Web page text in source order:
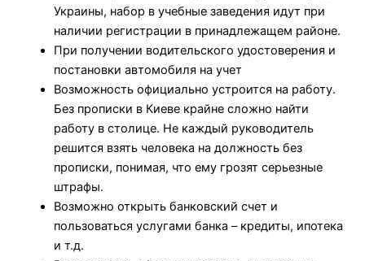
Украины, набор в учебные заведения идут при
наличии регистрации в принадлежащем районе.
При получении водительского удостоверения и
постановки автомобиля на учет
Возможность официально устроится на работу.
Без прописки в Киеве крайне сложно найти
работу в столице. Не каждый руководитель
решится взять человека на должность без
прописки, понимая, что ему грозят серьезные
штрафы.
Возможно открыть банковский счет и
пользоваться услугами банка – кредиты, ипотека
и т.д.